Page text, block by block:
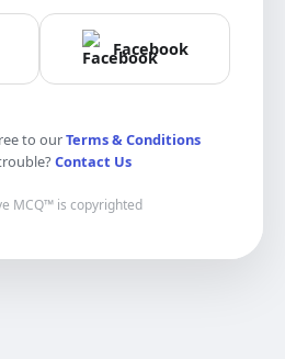
Facebook
to ourTerms & Conditions
Contact Us
MCQ™ is copyrighted